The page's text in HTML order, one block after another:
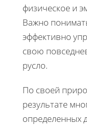
физическое и
Важно
эффективно
свою
русло.
По своей
результате
определенных